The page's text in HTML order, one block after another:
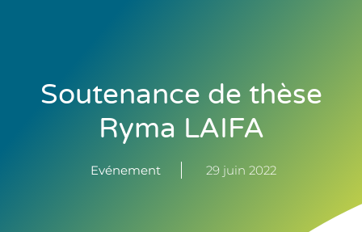
Soutenance de thèse
Ryma LAIFA
Evénement 29 juin 2022